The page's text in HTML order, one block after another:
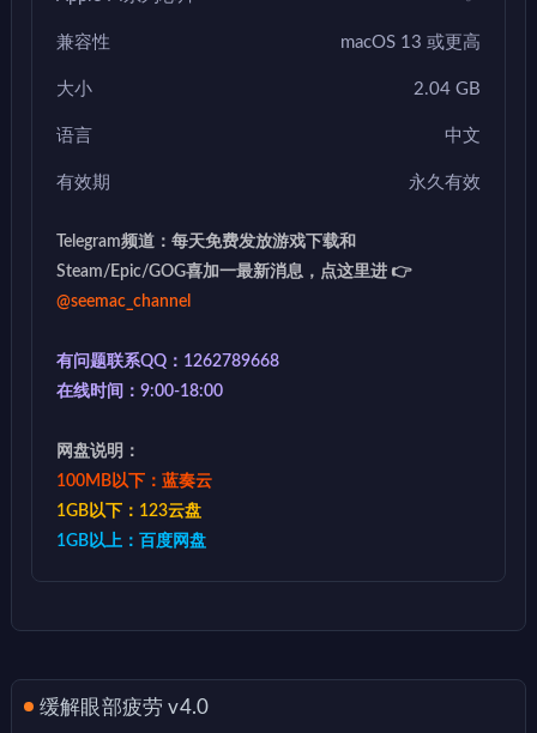
兼容性 macOS 13 或更高
大小 2.04 GB
语言 中文
有效期 永久有效
Telegram频道：每天免费发放游戏下载和
Steam/Epic/GOG喜加一最新消息，点这里进 👉
@seemac_channel
有问题联系QQ：1262789668
在线时间：9:00-18:00
网盘说明：
100MB以下：蓝奏云
1GB以下：123云盘
1GB以上：百度网盘
缓解眼部疲劳 v4.0